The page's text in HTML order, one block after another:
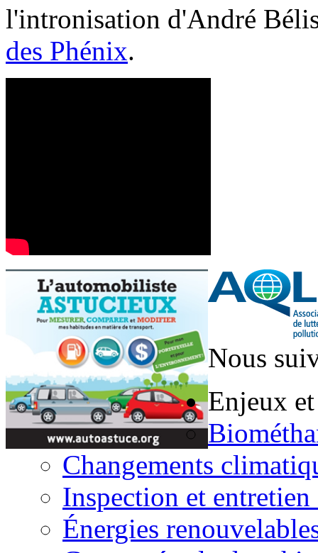
l'intronisation d'André
des Phénix.
Nous
Enjeux
Changements
Inspection et entretien
Énergies